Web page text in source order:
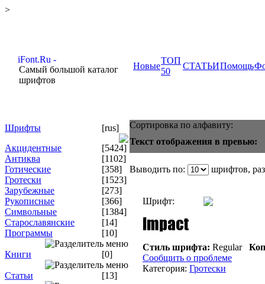
>
Самый большой каталог
шрифтов
Новые
ТОП
50
СТАТЬИПомощь
Шрифты
[rus]
Акцидентные
[5424]
Антиква
[1102]
Готические
[358]
Гротески
[1523]
Зарубежные
[273]
Рукописные
[366]
Символьные
[1384]
Старославянские
[14]
Программы
[10]
Книги [0]
Статьи [13]
Сортировка по алфавиту:
Текст отображения в превью:
Выводить по: шрифтов,
Шрифт:
Стиль шрифта: Regular
Сообщить о проблеме
Категория: Гротески